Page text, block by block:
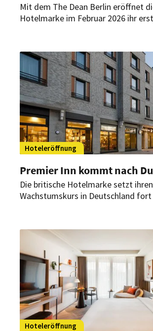
Mit dem The Dean Berlin eröffnet
Hotelmarke im Februar 2026 ihr
Hotel charakterstarkes Design,
und ein ganztägiges
Hoteleröffnung
Premier Inn kommt nach
Die britische Hotelmarke setzt ihren
Wachstumskurs in Deutschland
Premier Inn erstmals in der
Pforten.
Hoteleröffnung